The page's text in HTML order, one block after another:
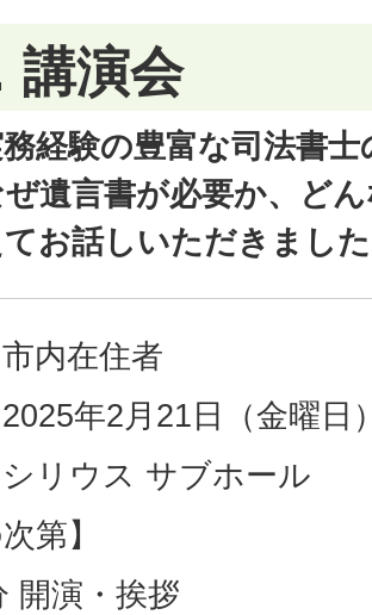
講演会
経験の豊富な司法書
遺言書が必要か、ど
お話しいただきまし
市内在住者
2025年2月21日（金曜
シリウス サブホール
第】
開演・挨拶